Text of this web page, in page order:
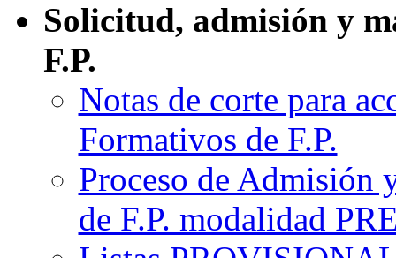
Solicitud, admisión y
F.P.
Notas de corte para
Formativos de F.P.
Proceso de Admisión
de F.P. modalidad